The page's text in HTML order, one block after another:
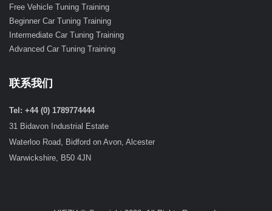
Free Vehicle Tuning Training
Beginner Car Tuning Training
Intermediate Car Tuning Training
Advanced Car Tuning Training
联系我们
Tel: +44 (0) 1789774444
31 Bidavon Industrial Estate
Waterloo Road, Bidford on Avon, Alcester
Warwickshire, B50 4JN